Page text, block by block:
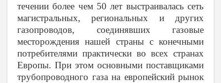
течении более чем 50 лет выстраивалась сеть
магистральных, региональных и других
газопроводов, соединявших газовые
месторождения нашей страны с конечными
потребителями практически во всех странах
Европы. При этом основными поставщиками
трубопроводного газа на европейский рынок